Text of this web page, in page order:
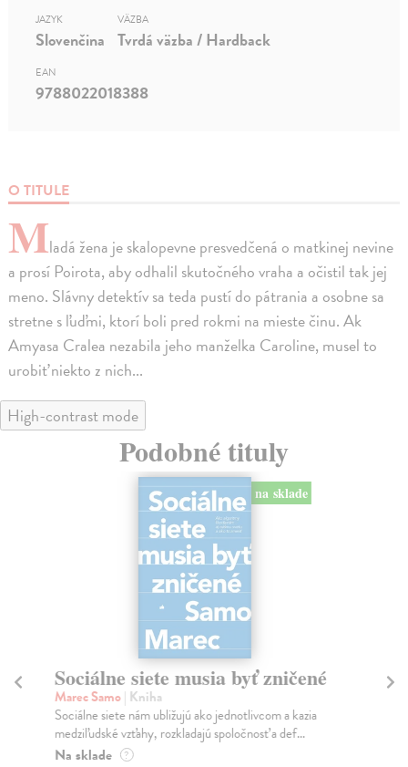
O TITULE
Mladá žena je skalopevne presvedčená o matkinej nevine
a prosí Poirota, aby odhalil skutočného vraha a očistil tak jej
meno. Slávny detektív sa teda pustí do pátrania a osobne sa
stretne s ľuďmi, ktorí boli pred rokmi na mieste činu. Ak
Amyasa Cralea nezabila jeho manželka Caroline, musel to
urobiť niekto z nich...
JAZYK
Slovenčina
VÄZBA
Tvrdá väzba / Hardback
EAN
9788022018388
High-contrast mode
Podobné tituly
na sklade
Sociálne siete musia byť zničené
Marec Samo| Kniha
Sociálne siete nám ubližujú ako jednotlivcom a kazia
medziľudské vzťahy, rozkladajú spoločnosť a def...
Na sklade ?